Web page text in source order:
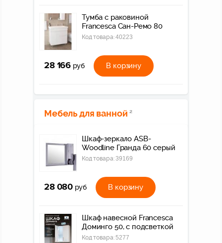
Тумба с раковиной
Francesca Сан-Ремо 80
Код товара:40223
28 166 руб В корзину
Мебель для ванной 2
Шкаф-зеркало ASB-
Woodline Гранда 60 серый
Код товара:39169
28 080 руб В корзину
Шкаф навесной Francesca
Доминго 50, с подсветкой
Код товара:5277